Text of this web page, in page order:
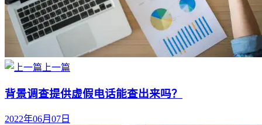
上一篇
背景调查提供虚假电话能查出来吗？
2022年06月07日